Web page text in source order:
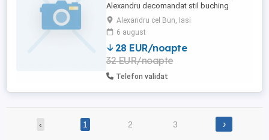
Alexandru decomandat stil buching
Alexandru cel Bun, Iasi
6 august
28 EUR/noapte
32 EUR/noapte
Telefon validat
‹ 1 2 3 ›